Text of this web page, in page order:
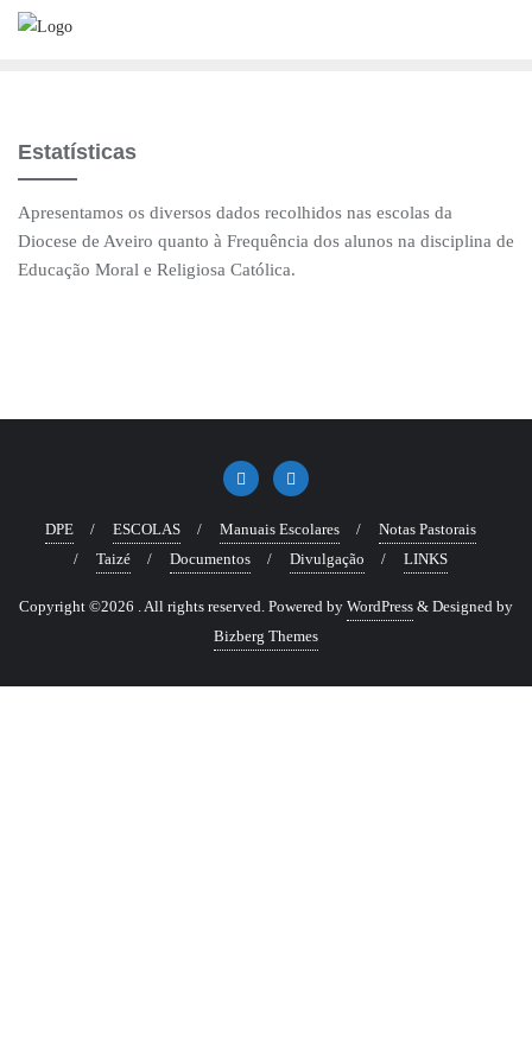
Skip
Estatísticas
Apresentamos os diversos dados recolhidos nas escolas da
Diocese de Aveiro quanto à Frequência dos alunos na disciplina de
Educação Moral e Religiosa Católica.
DPE ESCOLAS Manuais Escolares
Notas Pastorais
Taizé
Documentos Divulgação LINKS
Copyright ©2026 . All rights reserved. Powered by WordPress & Designed by
Bizberg Themes